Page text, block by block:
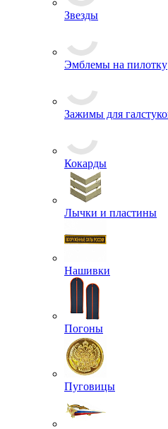
Буквы, Якоря
Эмблемы на пилотку
Зажимы для галстуков
Лычки и пластины
Нашивки
Погоны